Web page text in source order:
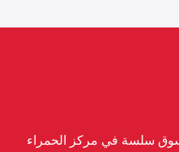
سلسة في مركز الحمراء